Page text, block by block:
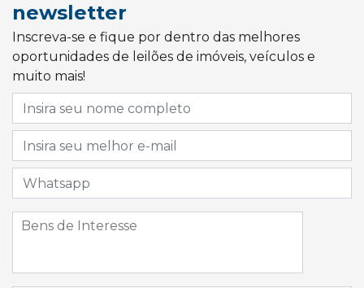
newsletter
Inscreva-se e fique por dentro das melhores
oportunidades de leilões de imóveis, veículos e
muito mais!